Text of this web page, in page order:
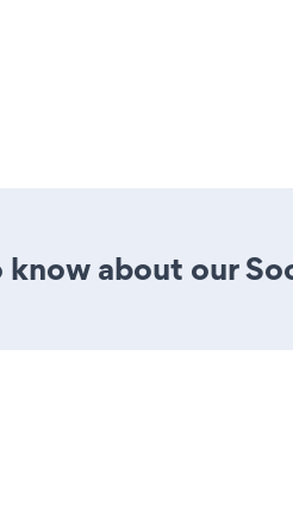
about our